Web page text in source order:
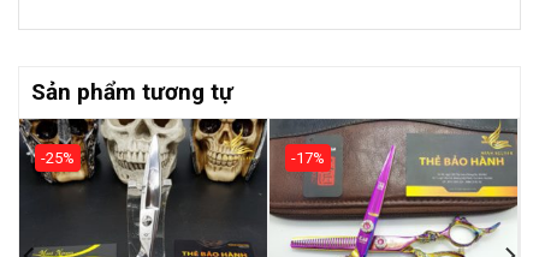
Sản phẩm tương tự
-25% -17%